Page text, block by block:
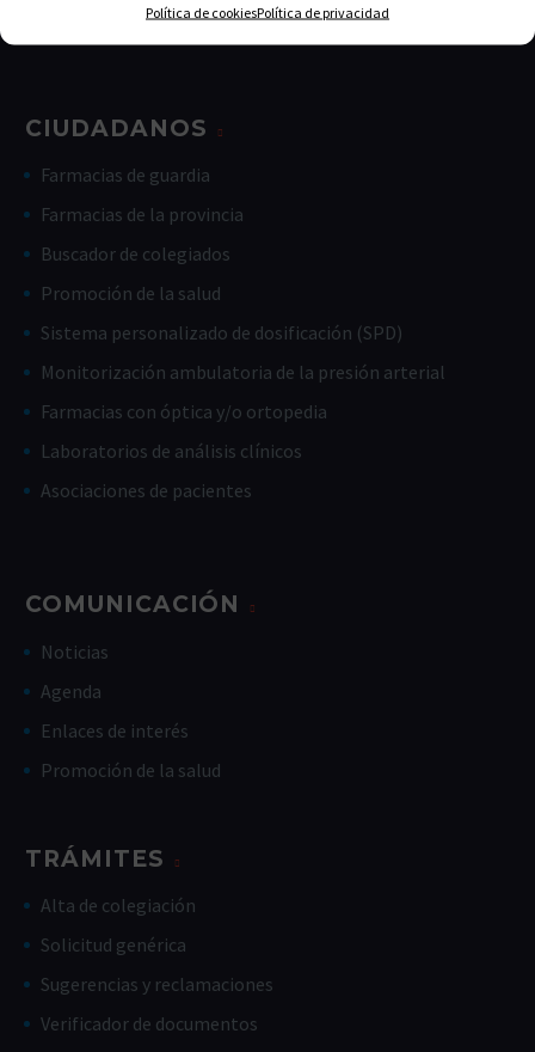
Política de cookiesPolítica de privacidad
Código deontológico
CIUDADANOS
Farmacias de guardia
Farmacias de la provincia
Buscador de colegiados
Promoción de la salud
Sistema personalizado de dosificación (SPD)
Monitorización ambulatoria de la presión arterial
Farmacias con óptica y/o ortopedia
Laboratorios de análisis clínicos
Asociaciones de pacientes
COMUNICACIÓN
Noticias
Agenda
Enlaces de interés
Promoción de la salud
TRÁMITES
Alta de colegiación
Solicitud genérica
Sugerencias y reclamaciones
Verificador de documentos